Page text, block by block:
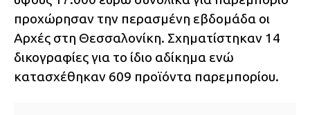
προχώρησαν την περασμένη εβδομάδα οι
Αρχές στη Θεσσαλονίκη. Σχηματίστηκαν 14
δικογραφίες για το ίδιο αδίκημα ενώ
κατασχέθηκαν 609 προϊόντα παρεμπορίου.